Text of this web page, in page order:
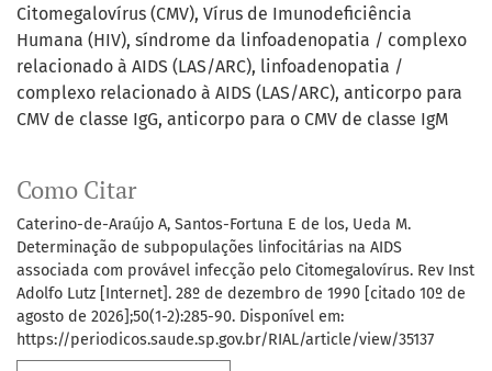
Citomegalovírus (CMV) Vírus de Imunodeficiência
Humana (HIV) síndrome da linfoadenopatia / complexo
relacionado à AIDS (LAS/ARC) linfoadenopatia /
complexo relacionado à AIDS (LAS/ARC) anticorpo para
CMV de classe IgG anticorpo para o CMV de classe IgM
Como Citar
Caterino-de-Araújo A, Santos-Fortuna E de los, Ueda M.
Determinação de subpopulações linfocitárias na AIDS
associada com provável infecção pelo Citomegalovírus. Rev Inst
Adolfo Lutz [Internet]. 28º de dezembro de 1990 [citado 10º de
agosto de 2026];50(1-2):285-90. Disponível em:
https://periodicos.saude.sp.gov.br/RIAL/article/view/35137